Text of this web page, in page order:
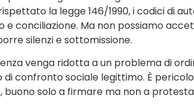
la legge 146/1990, i codici di
conciliazione. Ma non possiamo
silenzi e sottomissione.
venga ridotta a un problema di
confronto sociale legittimo. È
solo a firmare ma non a